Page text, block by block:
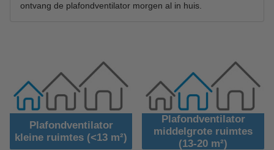
ontvang de plafondventilator morgen al in huis.
Plafondventilator
kleine ruimtes (<13 m²)
Plafondventilator
middelgrote ruimtes
(13-20 m²)